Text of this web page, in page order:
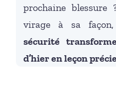
prochaine blessure
virage à sa façon,
sécurité
d’hier en leçon